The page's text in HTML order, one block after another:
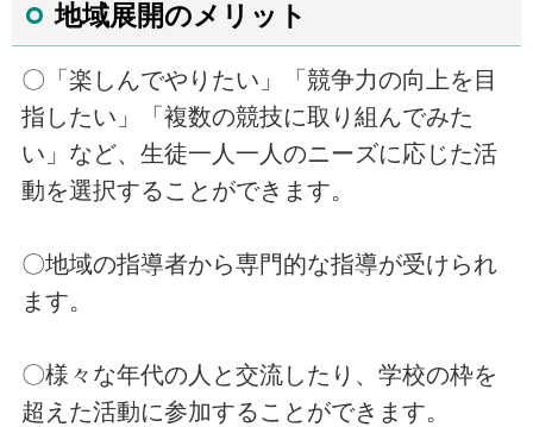
地域展開のメリット
〇「楽しんでやりたい」「競争力の向上を目
指したい」「複数の競技に取り組んでみた
い」など、生徒一人一人のニーズに応じた活
動を選択することができます。
〇地域の指導者から専門的な指導が受けられ
ます。
〇様々な年代の人と交流したり、学校の枠を
超えた活動に参加することができます。